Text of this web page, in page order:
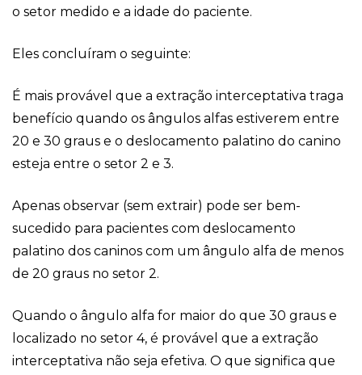
o setor medido e a idade do paciente.
Eles concluíram o seguinte:
É mais provável que a extração interceptativa traga
benefício quando os ângulos alfas estiverem entre
20 e 30 graus e o deslocamento palatino do canino
esteja entre o setor 2 e 3.
Apenas observar (sem extrair) pode ser bem-
sucedido para pacientes com deslocamento
palatino dos caninos com um ângulo alfa de menos
de 20 graus no setor 2.
Quando o ângulo alfa for maior do que 30 graus e
localizado no setor 4, é provável que a extração
interceptativa não seja efetiva. O que significa que